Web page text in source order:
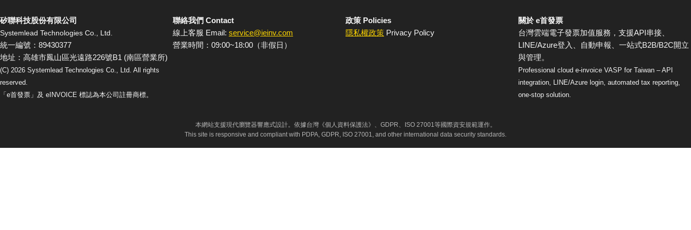
矽聯科技股份有限公司
Systemlead Technologies Co., Ltd.
統一編號：89430377
地址：高雄市鳳山區光遠路226號B1 (南區營業所)
(C) 2026 Systemlead Technologies Co., Ltd. All rights
reserved.
「e首發票」及 eINVOICE 標誌為本公司註冊商標。
聯絡我們 Contact
線上客服 Email: service@ieinv.com
營業時間：09:00~18:00（非假日）
政策 Policies
隱私權政策 Privacy Policy
關於 e首發票
台灣雲端電子發票加值服務，支援API串接、
LINE/Azure登入、自動申報、一站式B2B/B2C開立
與管理。
Professional cloud e-invoice VASP for Taiwan – API
integration, LINE/Azure login, automated tax reporting,
one-stop solution.
本網站支援現代瀏覽器響應式設計。依據台灣《個人資料保護法》、GDPR、ISO 27001等國際資安規範運作。
This site is responsive and compliant with PDPA, GDPR, ISO 27001, and other international data security standards.